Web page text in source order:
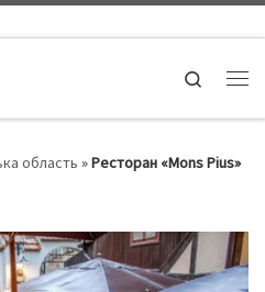
Search
область »Ресторан «Mons Pius»